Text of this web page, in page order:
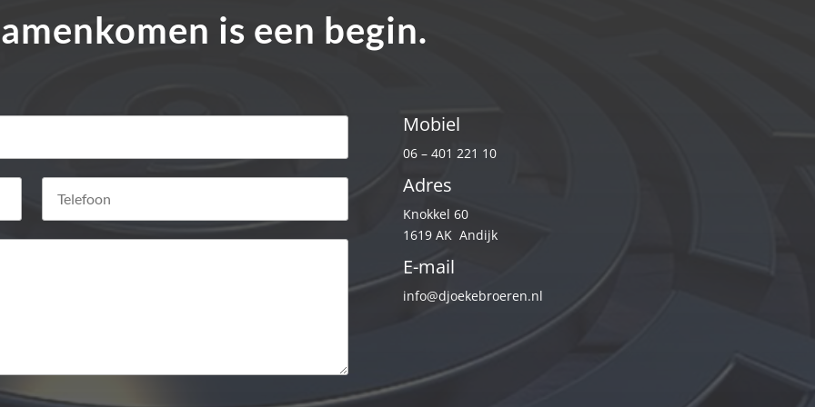
is een begin.
Mobiel
06 – 401 221 10
Adres
Knokkel 60
1619 AK Andijk
E-mail
info@djoekebroeren.nl